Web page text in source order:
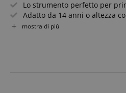
Lo strumento perfetto per
Adatto da 14 anni o altezza
Taglia 4/4 (lunghezza: 100 cm)
mostra di più